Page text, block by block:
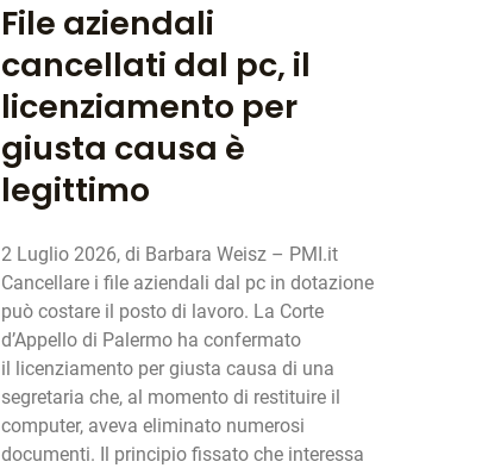
File aziendali
cancellati dal pc, il
licenziamento per
giusta causa è
legittimo
2 Luglio 2026, di Barbara Weisz – PMI.it
Cancellare i file aziendali dal pc in dotazione
può costare il posto di lavoro. La Corte
d’Appello di Palermo ha confermato
il licenziamento per giusta causa di una
segretaria che, al momento di restituire il
computer, aveva eliminato numerosi
documenti. Il principio fissato che interessa